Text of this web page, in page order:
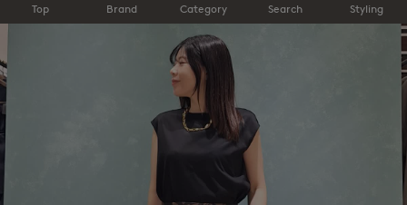
Top Brand Category Search Styling